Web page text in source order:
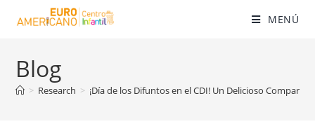
MENÚ
Blog
> Research > ¡Día de los Difuntos en el CDI! Un Delicioso Compartir